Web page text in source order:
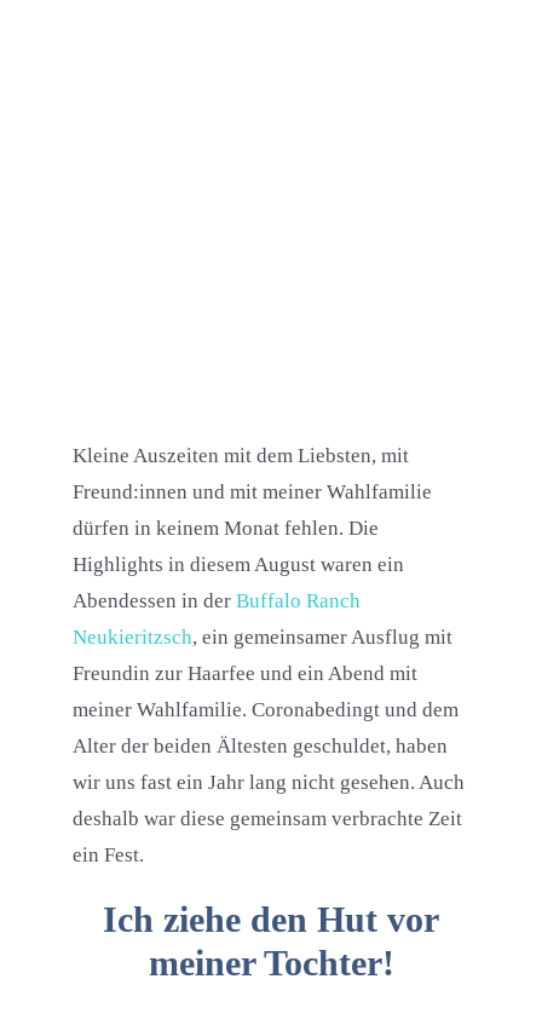
Kleine Auszeiten mit dem Liebsten, mit
Freund:innen und mit meiner Wahlfamilie
dürfen in keinem Monat fehlen. Die
Highlights in diesem August waren ein
Abendessen in der Buffalo Ranch
Neukieritzsch, ein gemeinsamer Ausflug mit
Freundin zur Haarfee und ein Abend mit
meiner Wahlfamilie. Coronabedingt und dem
Alter der beiden Ältesten geschuldet, haben
wir uns fast ein Jahr lang nicht gesehen. Auch
deshalb war diese gemeinsam verbrachte Zeit
ein Fest.
Ich ziehe den Hut vor
meiner Tochter!